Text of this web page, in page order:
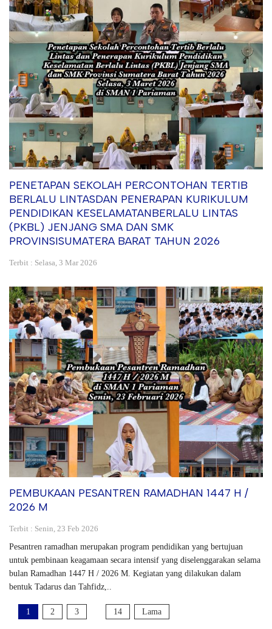
PENETAPAN SEKOLAH PERCONTOHAN TERTIB
BERLALU LINTASDAN PENERAPAN KURIKULUM
PENDIDIKAN KESELAMATANBERLALU LINTAS
(PKBL) JENJANG SMA DAN SMK
PROVINSISUMATERA BARAT TAHUN 2026
Terbit : Selasa, 3 Mar 2026
PEMBUKAAN PESANTREN RAMADHAN 1447 H /
2026 M
Terbit : Senin, 23 Feb 2026
Pesantren ramadhan merupakan program pendidikan yang bertujuan
untuk pembinaan keagamaan secara intensif yang diselenggarakan selama
bulan Ramadhan 1447 H / 2026 M. Kegiatan yang dilakukan dalam
bentuk Tadarus dan Tahfidz,..
1 2 3 14 Lama